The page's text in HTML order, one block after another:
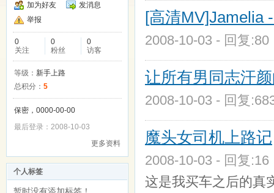
加为好友
发消息
举报
0
关注
0
粉丝
0
访客
等级： 新手上路
总积分： 5
保密，0000-00-00
最后登录：2008-10-03
更多资料
个人标签
[高清MV]Jamelia
2008-10-03 - 回复
让所有男同志汗
2008-10-03 - 回复
魔头女司机上路记
2008-10-03 - 回复
这是我买车之后的真